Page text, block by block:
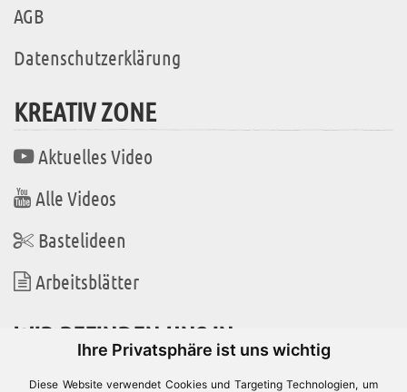
Ihre Privatsphäre ist uns wichtig
Diese Website verwendet Cookies und Targeting Technologien, um
AGB
Datenschutzerklärung
KREATIV ZONE
Aktuelles Video
Alle Videos
Bastelideen
Arbeitsblätter
WIR BEFINDEN UNS IN